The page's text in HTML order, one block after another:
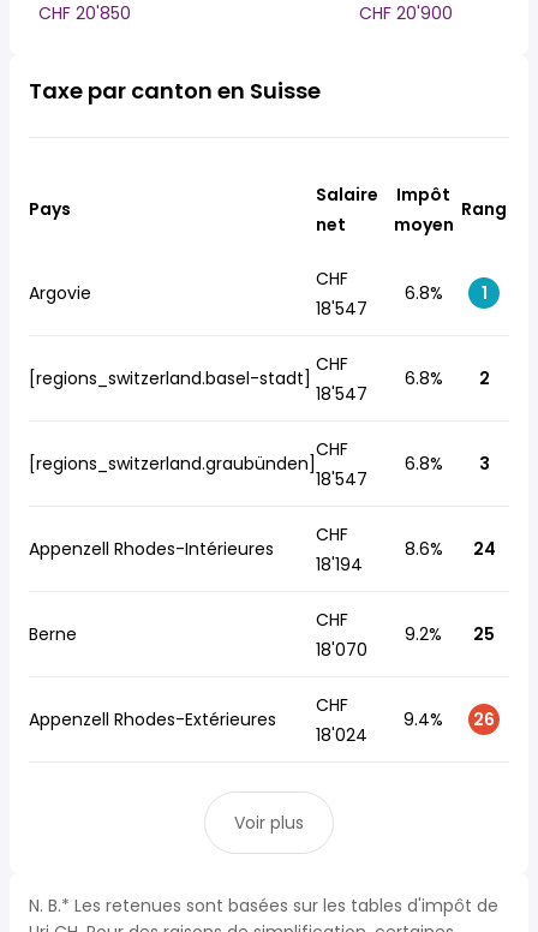
CHF 20'850
CHF 20'900
Taxe par canton en Suisse
Pays
Salaire
net
Impôt
moyen
Rang
Argovie
CHF
18'547
6.8% 1
[regions_switzerland.basel-stadt]
CHF
18'547
6.8% 2
[regions_switzerland.graubünden]
CHF
18'547
6.8% 3
Appenzell Rhodes-Intérieures
CHF
18'194
8.6% 24
Berne
CHF
18'070
9.2% 25
Appenzell Rhodes-Extérieures
CHF
18'024
9.4% 26
Voir plus
N. B.* Les retenues sont basées sur les tables d'impôt de